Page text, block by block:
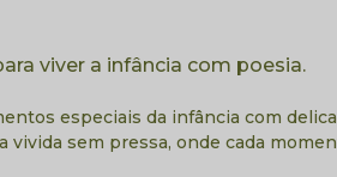
viver a infância com poesia.
especiais da infância com
vivida sem pressa, onde cada